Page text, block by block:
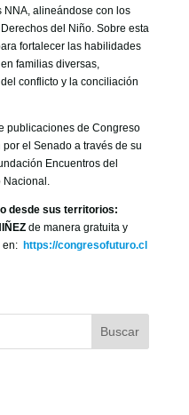
alineándose con los
del Niño. Sobre esta
fortalecer las habilidades
familias diversas,
conflicto y la conciliación
publicaciones de Congreso
el Senado a través de su
Encuentros del
Nacional.
desde sus territorios:
de manera gratuita y
en: https://congresofuturo.cl